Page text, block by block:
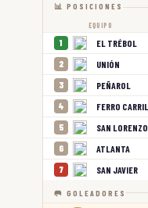
📊 POSICIONES
EQUIPO
1 EL TRÉBOL
2 UNIÓN
3 PEÑAROL
4 FERRO CARRIL
5 SAN LORENZO
6 ATLANTA
7 SAN JAVIER
🥅 GOLEADORES